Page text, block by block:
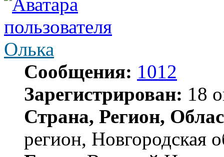
Олька
Сообщения: 1012
Зарегистрирован: 18
Страна, Регион,
регион, Новгородская